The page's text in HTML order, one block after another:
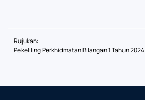
Rujukan:
Pekeliling Perkhidmatan Bilangan 1 Tahun 2024